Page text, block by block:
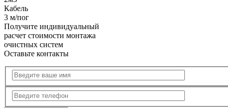
Кабель
3 м/пог
Получите индивидуальный
расчет стоимости монтажа
очистных систем
Оставьте контакты